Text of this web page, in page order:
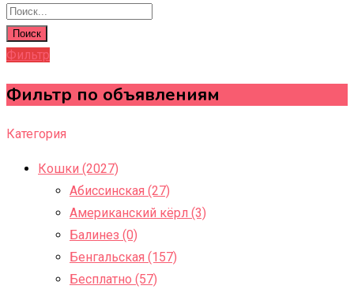
Поиск
Фильтр
Фильтр по объявлениям
Категория
Кошки (2027)
Абиссинская (27)
Американский кёрл (3)
Балинез (0)
Бенгальская (157)
Бесплатно (57)